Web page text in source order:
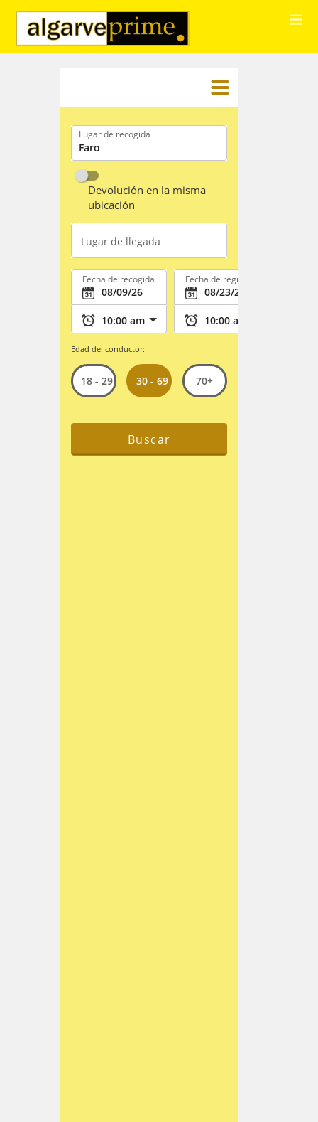
Lugar de recogida
Devolución en la misma
ubicación
Lugar de llegada
Fecha de recogida Fecha de regreso
Edad del conductor:
18 - 29 30 - 69 70+
Buscar